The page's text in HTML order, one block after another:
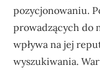
pozycjonowaniu.
prowadzących do
wpływa na jej
wyszukiwania.